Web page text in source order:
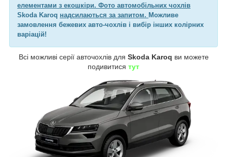
елементами з екошкіри. Фото автомобільних чохлів
Skoda Karoq надсилаються за запитом. Можливе
замовлення бежевих авто-чохлів і вибір інших колірних
варіацій!
Всі можливі серії авточохлів для Skoda Karoq ви можете
подивитися тут